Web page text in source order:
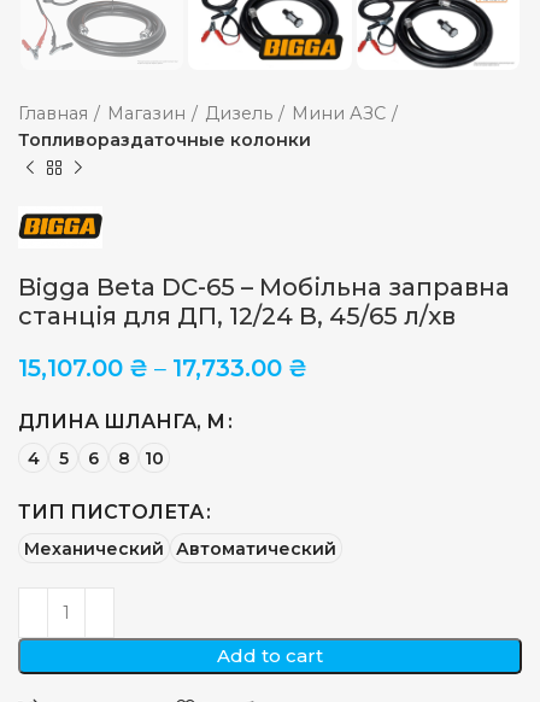
Главная Магазин Дизель
Мини АЗС
Топливораздаточные колонки
Bigga Beta DC-65 – Мобільна заправна
станція для ДП, 12/24 В, 45/65 л/хв
15,107.00 ₴ – 17,733.00 ₴
ДЛИНА ШЛАНГА, М
4 5 6 8 10
ТИП ПИСТОЛЕТА
Механический Автоматический
Add to cart